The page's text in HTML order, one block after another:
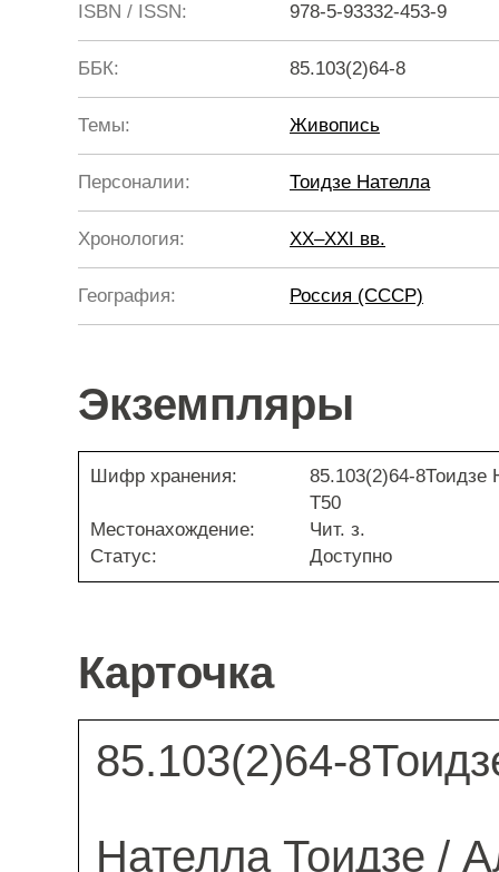
ISBN / ISSN: 978-5-93332-453-9
ББК: 85.103(2)64-8
Темы: Живопись
Персоналии: Тоидзе Нателла
Хронология: XX–XXI вв.
География: Россия (СССР)
Экземпляры
Шифр хранения:
85.103(2)64-8Тоидзе
Т50
Местонахождение:
Чит. з.
Статус:
Доступно
Карточка
85.103(2)64-
Нателла Тоидзе /